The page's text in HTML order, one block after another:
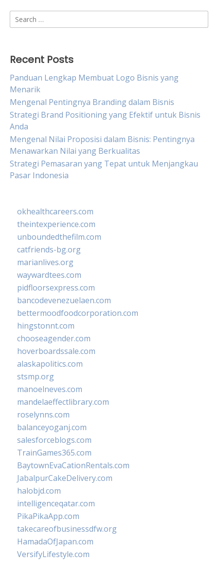
Search
for:
Recent Posts
Panduan Lengkap Membuat Logo Bisnis yang
Menarik
Mengenal Pentingnya Branding dalam Bisnis
Strategi Brand Positioning yang Efektif untuk Bisnis
Anda
Mengenal Nilai Proposisi dalam Bisnis: Pentingnya
Menawarkan Nilai yang Berkualitas
Strategi Pemasaran yang Tepat untuk Menjangkau
Pasar Indonesia
okhealthcareers.com
theintexperience.com
unboundedthefilm.com
catfriends-bg.org
marianlives.org
waywardtees.com
pidfloorsexpress.com
bancodevenezuelaen.com
bettermoodfoodcorporation.com
hingstonnt.com
chooseagender.com
hoverboardssale.com
alaskapolitics.com
stsmp.org
manoelneves.com
mandelaeffectlibrary.com
roselynns.com
balanceyoganj.com
salesforceblogs.com
TrainGames365.com
BaytownEvaCationRentals.com
JabalpurCakeDelivery.com
halobjd.com
intelligenceqatar.com
PikaPikaApp.com
takecareofbusinessdfw.org
HamadaOfJapan.com
VersifyLifestyle.com